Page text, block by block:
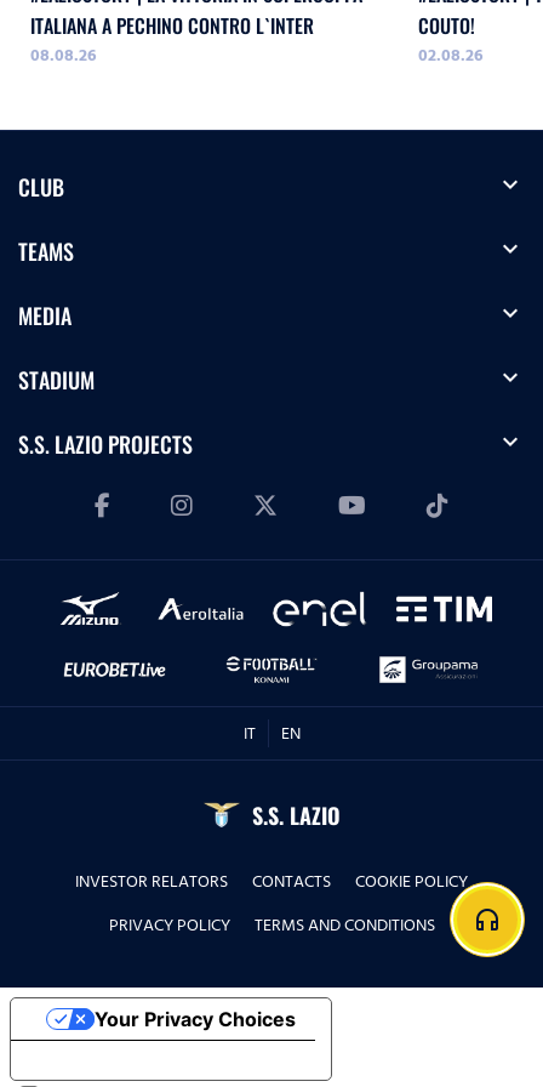
ITALIANA A PECHINO CONTRO L`INTER
08.08.26
COUTO!
02.08.26
CLUB expand_more
TEAMS expand_more
MEDIA expand_more
STADIUM expand_more
S.S. LAZIO PROJECTS expand_more
IT EN
S.S. LAZIO
INVESTOR RELATORS CONTACTS
COOKIE POLICY
PRIVACY POLICY
TERMS AND CONDITIONS headphones
Your Privacy Choices